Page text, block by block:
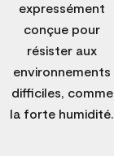
expressément
conçue pour
résister aux
environnements
difficiles, comme
la forte humidité.